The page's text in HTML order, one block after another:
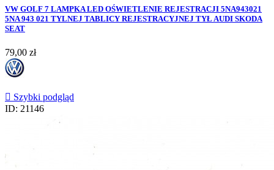
VW GOLF 7 LAMPKA LED OŚWIETLENIE REJESTRACJI 5NA943021
5NA 943 021 TYLNEJ TABLICY REJESTRACYJNEJ TYŁ AUDI SKODA
SEAT
Cena
79,00 zł
 Szybki podgląd
ID: 21146